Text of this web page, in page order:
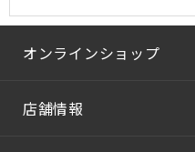
オンラインショップ
店舗情報